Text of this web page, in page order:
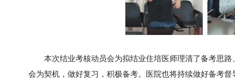
本次结业考核动员会为拟结业住培医师理清了备考思
会为契机，做好复习，积极备考。医院也将持续做好备考